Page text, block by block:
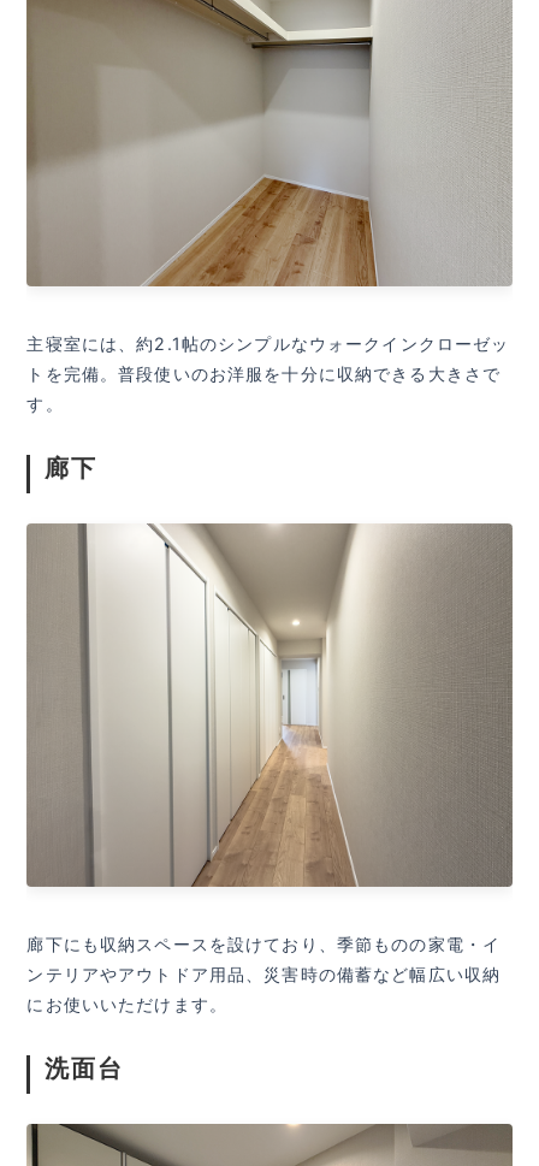
主寝室には、約2.1帖のシンプルなウォークインクローゼッ
トを完備。普段使いのお洋服を十分に収納できる大きさで
す。
廊下
廊下にも収納スペースを設けており、季節ものの家電・イ
ンテリアやアウトドア用品、災害時の備蓄など幅広い収納
にお使いいただけます。
洗面台